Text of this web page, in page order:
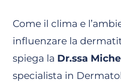
Come il clima e
influenzare la
spiega la Dr.ssa
specialista in